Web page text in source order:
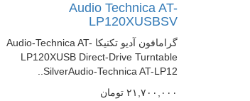
Audio Technica AT-
LP120XUSBSV
گرامافون آدیو تکنیکا Audio-Technica AT-
LP120XUSB Direct-Drive Turntable
SilverAudio-Technica AT-LP12..
٢١,٧٠٠,٠٠٠ تومان